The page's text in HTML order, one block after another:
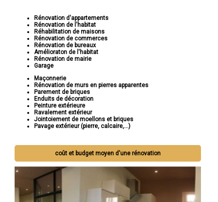
Rénovation d'appartements
Rénovation de l'habitat
Réhabilitation de maisons
Rénovation de commerces
Rénovation de bureaux
Amélioraton de l'habitat
Rénovation de mairie
Garage
Maçonnerie
Rénovation de murs en pierres apparentes
Parement de briques
Enduits de décoration
Peinture extérieure
Ravalement extérieur
Jointoiement de moellons et briques
Pavage extérieur (pierre, calcaire,...)
coût et budget moyen d'une rénovation